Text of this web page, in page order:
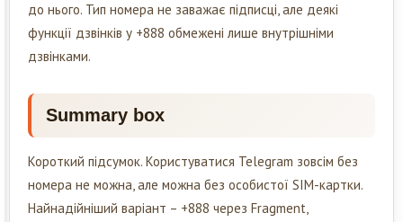
до нього. Тип номера не заважає підписці, але деякі
функції дзвінків у +888 обмежені лише внутрішніми
дзвінками.
Summary box
Короткий підсумок. Користуватися Telegram зовсім без
номера не можна, але можна без особистої SIM-картки.
Найнадійніший варіант – +888 через Fragment,